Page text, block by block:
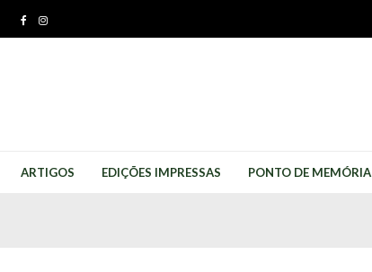
ARTIGOS EDIÇÕES IMPRESSAS PONTO DE MEMÓRIA